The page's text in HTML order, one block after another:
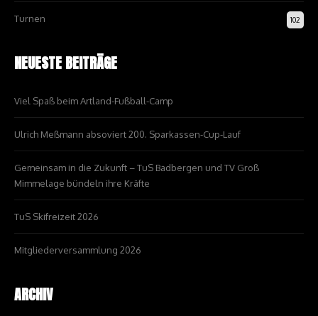
Turnen 102
NEUESTE BEITRÄGE
Viel Spaß beim Artland-Fußball-Camp
Ulrich Meßmann absoviert 200. Sparkassen-Cup-Lauf
Gemeinsam in die Zukunft – TuS Badbergen und TV Groß
Mimmelage bündeln ihre Kräfte
TuS Skifreizeit 2026
Mitgliederversammlung 2026
ARCHIV